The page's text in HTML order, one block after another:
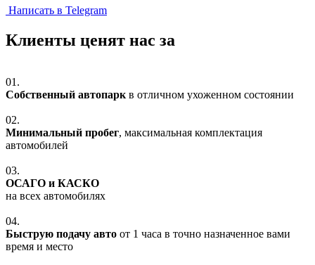
Написать в Telegram
Клиенты ценят нас за
01.
Собственный автопаркв отличном ухоженном состоянии
02.
Минимальный пробег, максимальная комплектация
автомобилей
03.
ОСАГО и КАСКО
на всех автомобилях
04.
Быструю подачу авто от 1 часа в точно назначенное вами
время и место